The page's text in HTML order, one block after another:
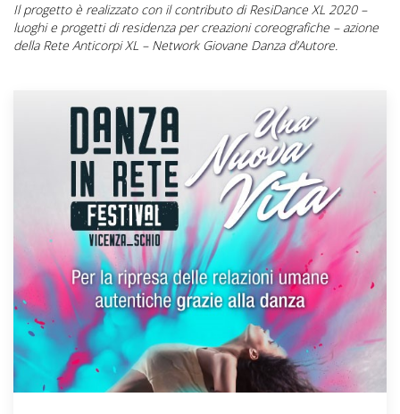
Il progetto è realizzato con il contributo di ResiDance XL 2020 –
luoghi e progetti di residenza per creazioni coreografiche – azione
della Rete Anticorpi XL – Network Giovane Danza d’Autore.